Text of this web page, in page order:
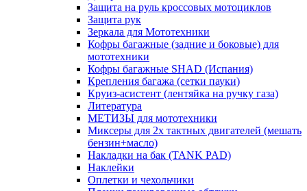
Защита на руль кроссовых мотоциклов
Защита рук
Зеркала для Мототехники
Кофры багажные (задние и боковые) для
мототехники
Кофры багажные SHAD (Испания)
Крепления багажа (сетки пауки)
Круиз-асистент (лентяйка на ручку газа)
Литература
МЕТИЗЫ для мототехники
Миксеры для 2х тактных двигателей (мешать
бензин+масло)
Накладки на бак (TANK PAD)
Наклейки
Оплетки и чехольчики